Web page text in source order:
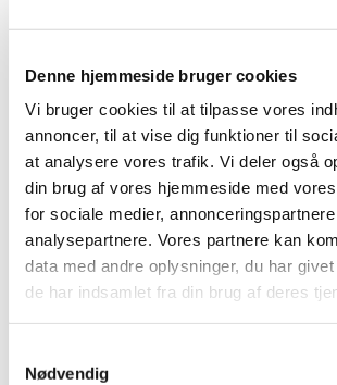
Denne hjemmeside bruger cookies
Vi bruger cookies til at tilpasse vores
annoncer, til at vise dig funktioner til
at analysere vores trafik. Vi deler også
din brug af vores hjemmeside med
for sociale medier,
analysepartnere. Vores partnere kan
data med andre oplysninger, du har
de har indsamlet fra din brug af deres
Nødvendig
Jesus har lært os, men skjult er
Prøv at forestille dig, at du går
lette dit hjerte og betro ham
inderste tanker. Siden finder du
har misbrugt din tillid ved at
holdning til statsmagten, som
på dig. Præsten er måske selv
hemmelige politi.
Overført på vores egen fredelige
betyder det, at det ikke er nok,
privatliv satse på at efterfølge